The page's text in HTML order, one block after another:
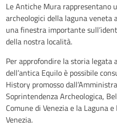
Le Antiche Mura rappresentano
archeologici della laguna veneta
una finestra importante
della nostra località.
Per approfondire la storia legata
dell’antica Equilo è possibile
History promosso
Soprintendenza Archeologica,
Comune di Venezia e la Laguna e
Venezia.